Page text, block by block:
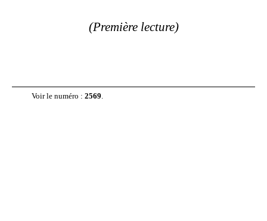
(Première lecture)
Voir le numéro : 2569